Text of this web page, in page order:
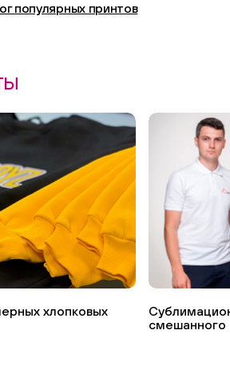
популярных принтов
хлопковых
смешанного